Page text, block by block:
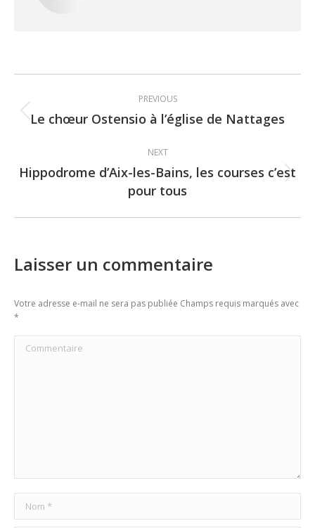
navigation
PREVIOUS
Previous
Le chœur Ostensio à l’église de Nattages
NEXT
Next
post:
Hippodrome d’Aix-les-Bains, les courses c’est
pour tous
Laisser un commentaire
Votre adresse e-mail ne sera pas publiée Champs requis marqués avec
*
Commentaire
Nom *